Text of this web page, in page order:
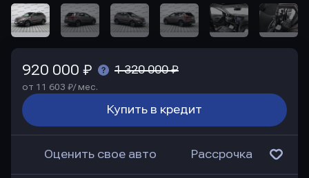
920 000 ₽ 1 320 000 ₽
от 11 603 ₽/ мес.
Купить в кредит
Оценить свое авто Рассрочка